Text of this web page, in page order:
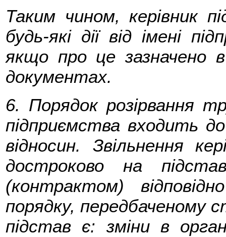
Таким чином, керівник
будь-які дії від імені
якщо про це зазначено
документах.
6. Порядок розірвання
підприємства входить
відносин. Звільнення
достроково на
(контрактом)
порядку, передбаченому
підстав є: зміни в